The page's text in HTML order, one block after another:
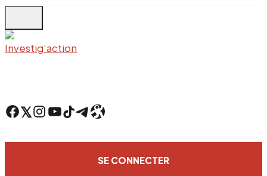
to
main
Facebook Twitter Instagram YouTube TikTok TelegramLien
SE CONNECTER